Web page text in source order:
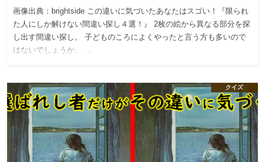
画像出典：brightside この違いに気づいたあなたはスゴい！『限られ
た人にしか解けない間違い探し４選！』 2枚の絵から異なる部分を探
し出す間違い探し。 子どものころによくやったと言う方も多いので
はないでしょうか。 …
クイズ